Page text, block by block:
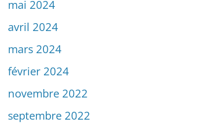
mai 2024
avril 2024
mars 2024
février 2024
novembre 2022
septembre 2022